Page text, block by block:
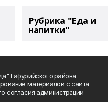
Рубрика "Еда и
напитки"
Гафурийского района
материалов с сайта
согласия администрации